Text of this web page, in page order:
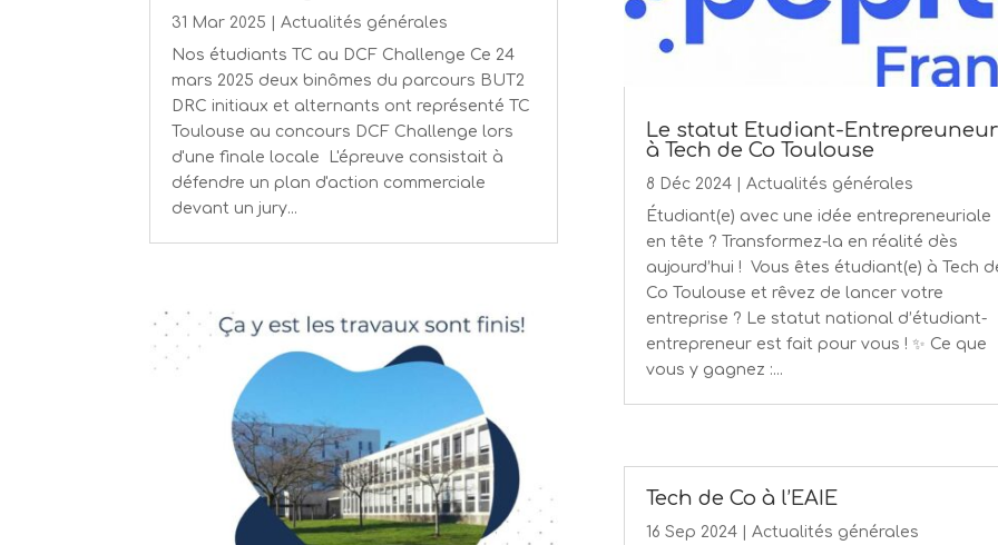
31 Mar 2025 |Actualités générales
Nos étudiants TC au DCF Challenge Ce 24
mars 2025 deux binômes du parcours BUT2
DRC initiaux et alternants ont représenté TC
Toulouse au concours DCF Challenge lors
d'une finale locale ️ L'épreuve consistait à
défendre un plan d'action commerciale
devant un jury...
Le statut Etudiant-Entrepreuneur
à Tech de Co Toulouse
8 Déc 2024| Actualités générales
Étudiant(e) avec une idée entrepreneuriale
en tête ? Transformez-la en réalité dès
aujourd’hui ! Vous êtes étudiant(e) à Tech
Co Toulouse et rêvez de lancer votre
entreprise ? Le statut national d’étudiant-
entrepreneur est fait pour vous ! ✨ Ce que
vous y gagnez :...
Tech de Co à l’EAIE
16 Sep 2024| Actualités générales